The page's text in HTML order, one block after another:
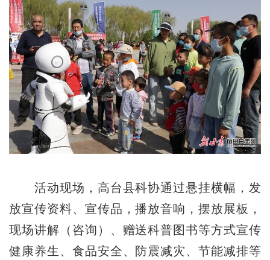
活动现场，高台县科协通过悬挂横幅，发
放宣传资料、宣传品，播放音响，摆放展板，
现场讲解（咨询）、赠送科普图书等方式宣传
健康养生、食品安全、防震减灾、节能减排等